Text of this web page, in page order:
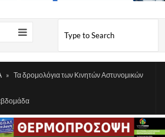
» Τα δρομολόγια των Κινητών Αστυνομικών